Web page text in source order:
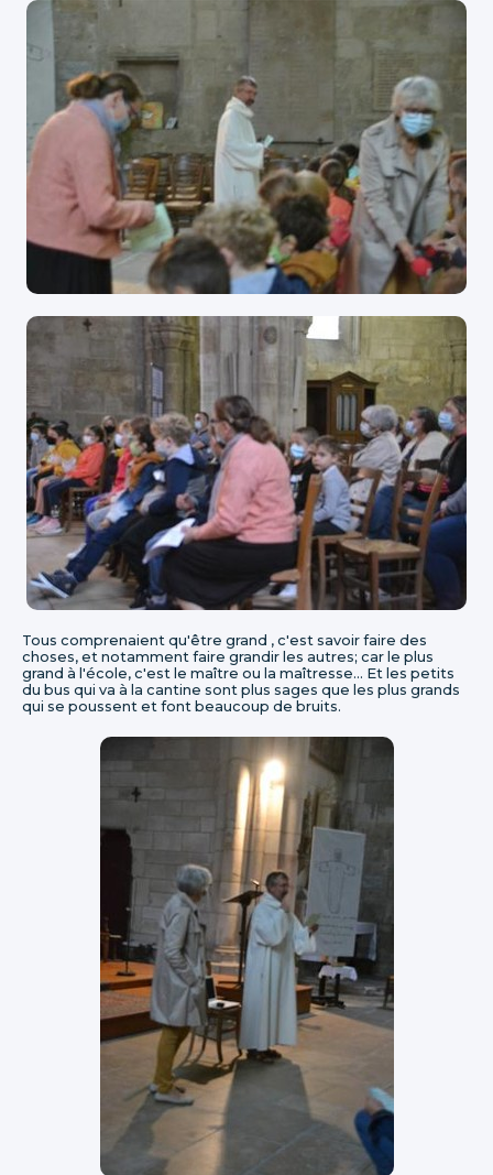
Tous comprenaient qu'être grand , c'est savoir faire des
choses, et notamment faire grandir les autres; car le plus
grand à l'école, c'est le maître ou la maîtresse... Et les petits
du bus qui va à la cantine sont plus sages que les plus grands
qui se poussent et font beaucoup de bruits.